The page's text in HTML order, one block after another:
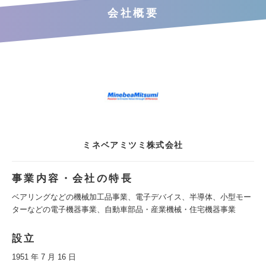
会社概要
ミネベアミツミ株式会社
事業内容・会社の特長
ベアリングなどの機械加工品事業、電子デバイス、半導体、小型モー
ターなどの電子機器事業、自動車部品・産業機械・住宅機器事業
設立
1951 年 7 月 16 日